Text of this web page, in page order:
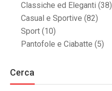
Classiche ed Eleganti (38)
Casual e Sportive (82)
Sport (10)
Pantofole e Ciabatte (5)
Cerca